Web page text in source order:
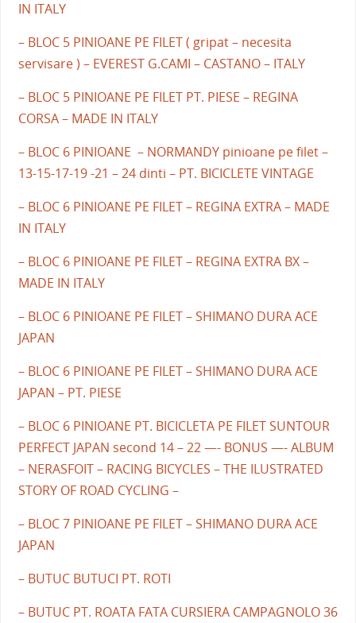
IN ITALY
– BLOC 5 PINIOANE PE FILET ( gripat – necesita
servisare ) – EVEREST G.CAMI – CASTANO – ITALY
– BLOC 5 PINIOANE PE FILET PT. PIESE – REGINA
CORSA – MADE IN ITALY
– BLOC 6 PINIOANE – NORMANDY pinioane pe filet –
13-15-17-19 -21 – 24 dinti – PT. BICICLETE VINTAGE
– BLOC 6 PINIOANE PE FILET – REGINA EXTRA – MADE
IN ITALY
– BLOC 6 PINIOANE PE FILET – REGINA EXTRA BX –
MADE IN ITALY
– BLOC 6 PINIOANE PE FILET – SHIMANO DURA ACE
JAPAN
– BLOC 6 PINIOANE PE FILET – SHIMANO DURA ACE
JAPAN – PT. PIESE
– BLOC 6 PINIOANE PT. BICICLETA PE FILET SUNTOUR
PERFECT JAPAN second 14 – 22 —- BONUS —- ALBUM
– NERASFOIT – RACING BICYCLES – THE ILUSTRATED
STORY OF ROAD CYCLING –
– BLOC 7 PINIOANE PE FILET – SHIMANO DURA ACE
JAPAN
– BUTUC BUTUCI PT. ROTI
– BUTUC PT. ROATA FATA CURSIERA CAMPAGNOLO 36